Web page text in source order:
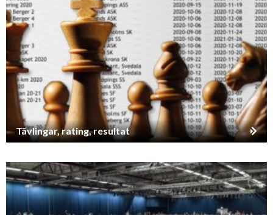
Tävlingar, rating, resultat